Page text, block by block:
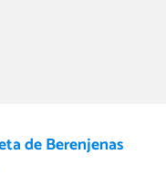
de Berenjenas